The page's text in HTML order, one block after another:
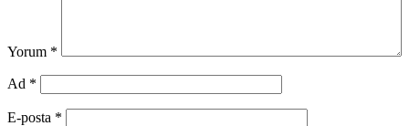
Yorum *
Ad *
E-posta *